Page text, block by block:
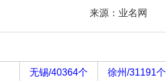
来源：业名网
无锡/40364个 徐州/31191个